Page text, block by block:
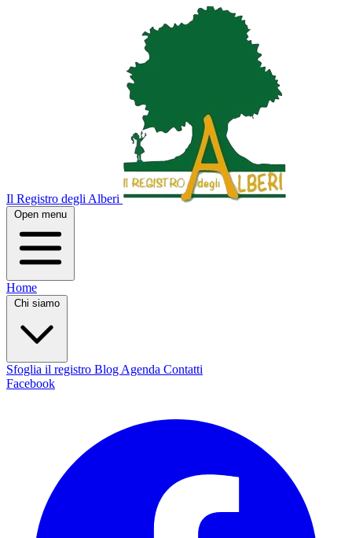
Il Registro degli Alberi
Open menu
Home
Chi siamo
Sfoglia il registro Blog Agenda Contatti
Facebook